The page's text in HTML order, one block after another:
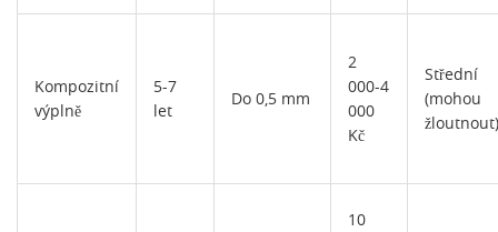
Kompozitní
výplně
5-7
let
Do 0,5 mm
2
000-4
000
Kč
Střední
(mohou
žloutnout)
10